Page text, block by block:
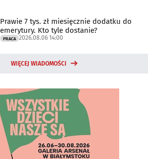
Prawie 7 tys. zł miesięcznie dodatku do
emerytury. Kto tyle dostanie?
PRACA 2026.08.06 14:00
WIĘCEJ WIADOMOŚCI